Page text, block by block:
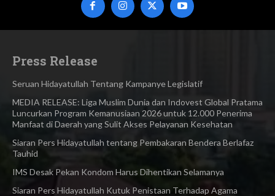
Press Release
Seruan Hidayatullah Tentang Kampanye Legislatif
MEDIA RELEASE: Liga Muslim Dunia dan Indovest Global Pratama
Luncurkan Program Kemanusiaan 2026 untuk 12.000 Penerima
Manfaat di Daerah yang Sulit Akses Pelayanan Kesehatan
Siaran Pers Hidayatullah tentang Pembakaran Bendera Berlafaz
Tauhid
IMS Desak Pekan Kondom Harus Dihentikan Selamanya
Siaran Pers Hidayatullah Kutuk Penistaan Terhadap Agama